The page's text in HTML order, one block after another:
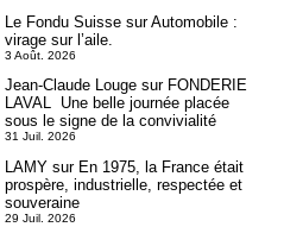
Le Fondu SuissesurAutomobile :
virage sur l’aile.
3 Août. 2026
Jean-Claude Lougesur FONDERIE
LAVAL Une belle journée placée
sous le signe de la convivialité
31 Juil. 2026
LAMYsur En 1975, la France était
prospère, industrielle, respectée et
souveraine
29 Juil. 2026